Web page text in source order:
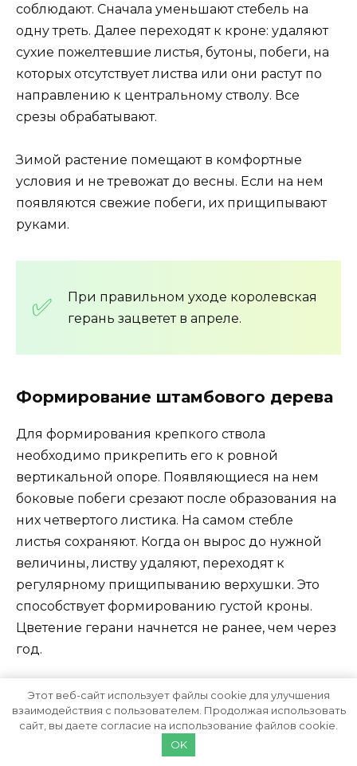
соблюдают. Сначала уменьшают стебель на
одну треть. Далее переходят к кроне: удаляют
сухие пожелтевшие листья, бутоны, побеги, на
которых отсутствует листва или они растут по
направлению к центральному стволу. Все
срезы обрабатывают.
Зимой растение помещают в комфортные
условия и не тревожат до весны. Если на нем
появляются свежие побеги, их прищипывают
руками.
При правильном уходе королевская
герань зацветет в апреле.
Формирование штамбового дерева
Для формирования крепкого ствола
необходимо прикрепить его к ровной
вертикальной опоре. Появляющиеся на нем
боковые побеги срезают после образования на
них четвертого листика. На самом стебле
листья сохраняют. Когда он вырос до нужной
величины, листву удаляют, переходят к
регулярному прищипыванию верхушки. Это
способствует формированию густой кроны.
Цветение герани начнется не ранее, чем через
год.
Этот веб-сайт использует файлы cookie для улучшения
взаимодействия с пользователем. Продолжая использовать
сайт, вы даете согласие на использование файлов cookie.
OK